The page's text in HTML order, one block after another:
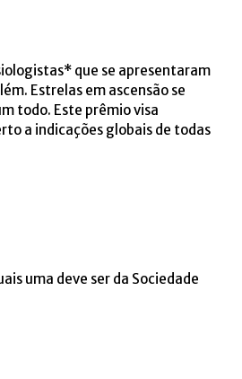
que se apresentaram
Estrelas em ascensão se
todo. Este prêmio visa
a indicações globais de todas
uma deve ser da Sociedade